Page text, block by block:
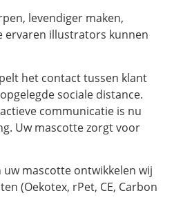
levendiger maken,
ervaren illustrators kunnen
het contact tussen klant
sociale distance.
communicatie is nu
Uw mascotte zorgt voor
uw mascotte ontwikkelen wij
(Oekotex, rPet, CE, Carbon